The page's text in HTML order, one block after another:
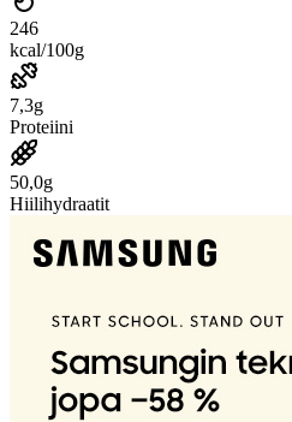
246
kcal/100g
7,3g
Proteiini
50,0g
Hiilihydraatit